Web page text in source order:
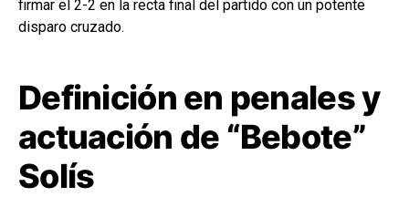
firmar el 2-2 en la recta final del partido con un potente
disparo cruzado.
Definición en penales y
actuación de “Bebote”
Solís